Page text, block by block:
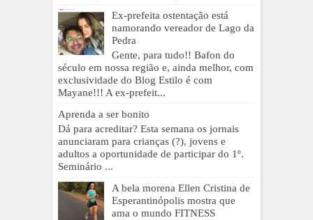
Ex-prefeita ostentação está
namorando vereador de Lago da
Pedra
Gente, para tudo!! Bafon do
século em nossa região e, ainda melhor, com
exclusividade do Blog Estilo é com
Mayane!!! A ex-prefeit...
Aprenda a ser bonito
Dá para acreditar? Esta semana os jornais
anunciaram para crianças (?), jovens e
adultos a oportunidade de participar do 1º.
Seminário ...
A bela morena Ellen Cristina de
Esperantinópolis mostra que
ama o mundo FITNESS